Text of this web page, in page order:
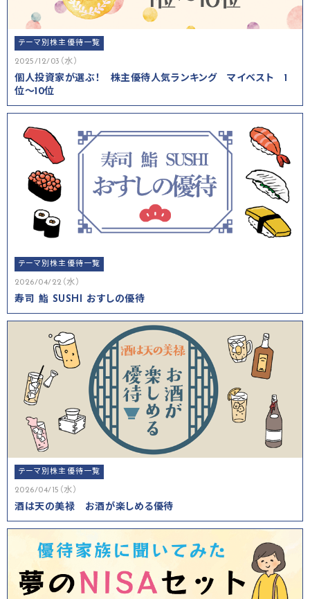
テーマ別株主優待一覧
2025/12/03（水）
個人投資家が選ぶ！ 株主優待人気ランキング マイベスト 1
位～10位
テーマ別株主優待一覧
2026/04/22（水）
寿司 鮨 SUSHI おすしの優待
テーマ別株主優待一覧
2026/04/15（水）
酒は天の美禄 お酒が楽しめる優待